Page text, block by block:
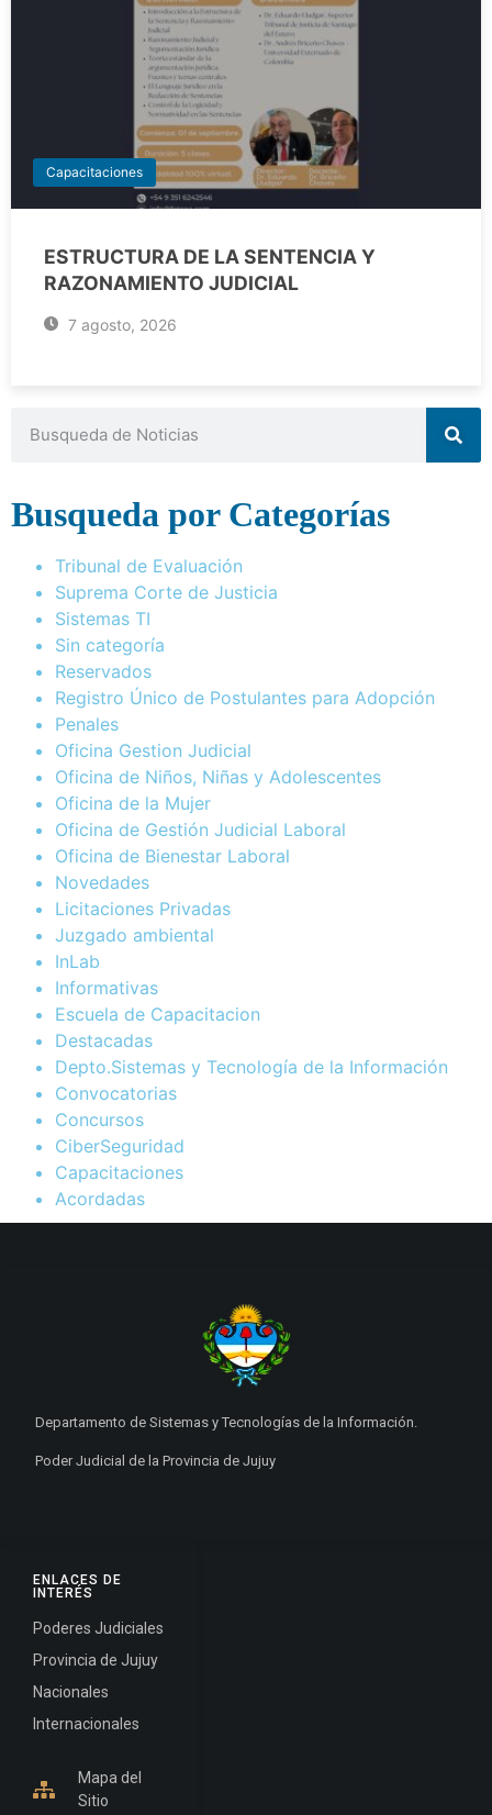
Capacitaciones
ESTRUCTURA DE LA SENTENCIA Y
RAZONAMIENTO JUDICIAL
7 agosto, 2026
Busqueda por Categorías
Tribunal de Evaluación
Suprema Corte de Justicia
Sistemas TI
Sin categoría
Reservados
Registro Único de Postulantes para Adopción
Penales
Oficina Gestion Judicial
Oficina de Niños, Niñas y Adolescentes
Oficina de la Mujer
Oficina de Gestión Judicial Laboral
Oficina de Bienestar Laboral
Novedades
Licitaciones Privadas
Juzgado ambiental
InLab
Informativas
Escuela de Capacitacion
Destacadas
Depto.Sistemas y Tecnología de la Información
Convocatorias
Concursos
CiberSeguridad
Capacitaciones
Acordadas
ENLACES DE
INTERÉS
Poderes Judiciales
Provincia de Jujuy
Nacionales
Internacionales
Mapa del
Sitio
Departamento de Sistemas y Tecnologías de la Información.
Poder Judicial de la Provincia de Jujuy